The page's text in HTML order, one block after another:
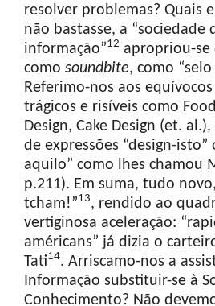
resolver problemas? Quais
não bastasse, a “sociedade
informação”12 apropriou-se
como soundbite, como
Referimo-nos aos
trágicos e risíveis como
Design, Cake Design (et.
de expressões “design-isto”
aquilo” como lhes chamou
p.211). Em suma, tudo
tcham!”13, rendido ao
vertiginosa aceleração:
américans” já dizia o
Tati14. Arriscamo-nos a
Informação substituir-se à
Conhecimento? Não